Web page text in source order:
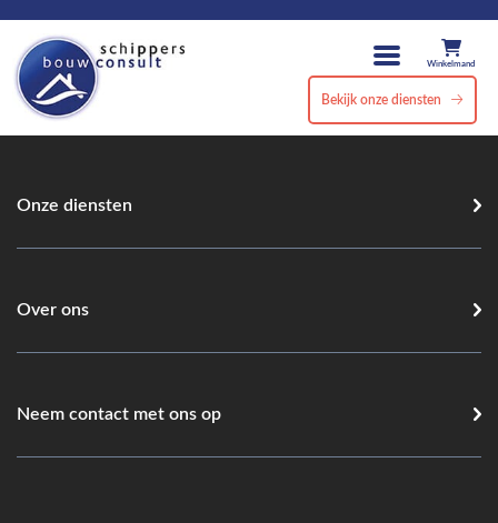
Winkelmand
Bekijk onze diensten
Onze diensten
Over ons
Neem contact met ons op